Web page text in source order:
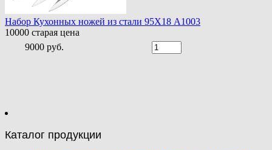
Набор Кухонных ножей из стали 95Х18 A1003
10000 старая цена
9000 руб.
Каталог продукции